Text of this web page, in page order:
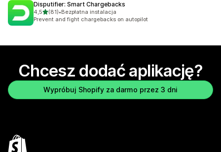
Disputifier: Smart Chargebacks
4,5na 5 gwiazdek
(81)
Łączna liczba recenzji: 81
•Bezpłatna instalacja
Prevent and fight chargebacks on autopilot
Chcesz dodać aplikację?
Wypróbuj Shopify za darmo przez 3 dni